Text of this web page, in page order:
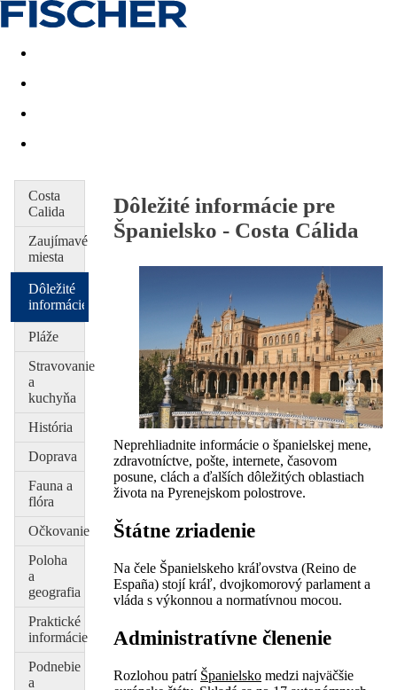
Last minute Dovolenkové kluby
Costa
Calida
Zaujímavé
miesta
Dôležité
informácie
Pláže
Stravovanie
a
kuchyňa
História
Doprava
Fauna a
flóra
Očkovanie
Poloha
a
geografia
Praktické
informácie
Podnebie
a
Dôležité informácie pre
Španielsko - Costa Cálida
Neprehliadnite informácie o španielskej mene,
zdravotníctve, pošte, internete, časovom
posune, clách a ďalších dôležitých oblastiach
života na Pyrenejskom polostrove.
Štátne zriadenie
Na čele Španielskeho kráľovstva (Reino de
España) stojí kráľ, dvojkomorový parlament a
vláda s výkonnou a normatívnou mocou.
Administratívne členenie
Rozlohou patrí Španielsko medzi najväčšie